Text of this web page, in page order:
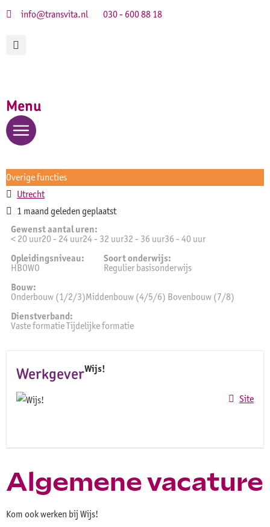
info@transvita.nl 030 - 600 88 18
Menu
Overige functies
Utrecht
1 maand geleden geplaatst
Gewenst aantal uren:
< 20 uur20 - 24 uur24 - 32 uur32 - 36 uur36 - 40 uur
Opleidingsniveau:
HBOWO
Soort onderwijs:
Regulier basisonderwijs
Bouw:
Onderbouw (1/2/3)Middenbouw (4/5/6) Bovenbouw (7/8)
Dienstverband:
Vaste formatie Tijdelijke formatie
WerkgeverWijs!
Site
Algemene vacature
Kom ook werken bij Wijs!